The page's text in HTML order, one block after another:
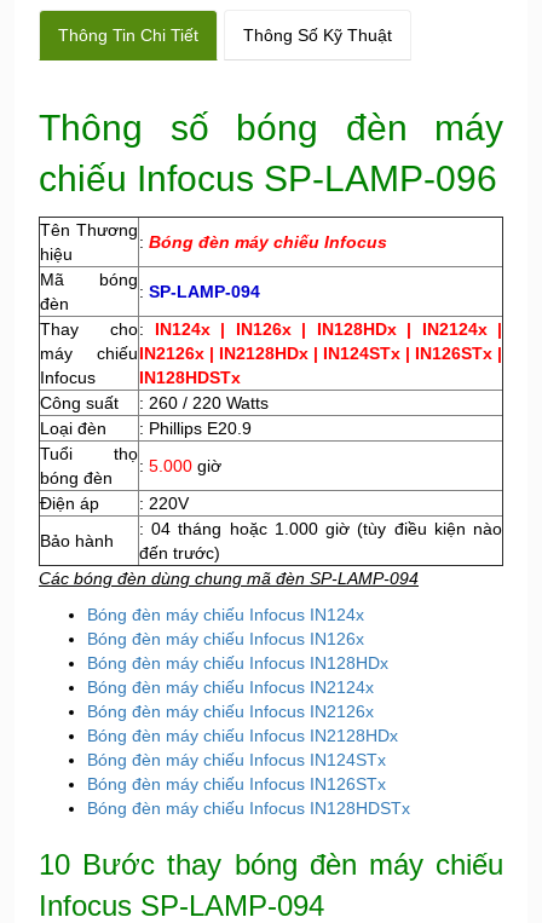
Thông Tin Chi Tiết Thông Số Kỹ Thuật
Thông số bóng đèn máy
chiếu Infocus SP-LAMP-096
Tên Thương
hiệu
: Bóng đèn máy chiếu Infocus
Mã bóng
đèn
: SP-LAMP-094
Thay cho
máy chiếu
Infocus
: IN124x | IN126x | IN128HDx | IN2124x |
IN2126x | IN2128HDx | IN124STx | IN126STx |
IN128HDSTx
Công suất
: 260 / 220 Watts
Loại đèn
: Phillips E20.9
Tuổi thọ
bóng đèn
: 5.000 giờ
Điện áp
: 220V
Bảo hành
: 04 tháng hoặc 1.000 giờ (tùy điều kiện nào
đến trước)
Các bóng đèn dùng chung mã đèn SP-LAMP-094
Bóng đèn máy chiếu Infocus IN124x
Bóng đèn máy chiếu Infocus IN126x
Bóng đèn máy chiếu Infocus IN128HDx
Bóng đèn máy chiếu Infocus IN2124x
Bóng đèn máy chiếu Infocus IN2126x
Bóng đèn máy chiếu Infocus IN2128HDx
Bóng đèn máy chiếu Infocus IN124STx
Bóng đèn máy chiếu Infocus IN126STx
Bóng đèn máy chiếu Infocus IN128HDSTx
10 Bước thay bóng đèn máy chiếu
Infocus SP-LAMP-094